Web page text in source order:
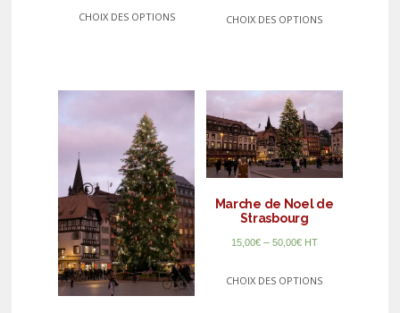
CHOIX DES OPTIONS CHOIX DES OPTIONS
Marche de Noel de
Strasbourg
15,00€– 50,00€ HT
CHOIX DES OPTIONS